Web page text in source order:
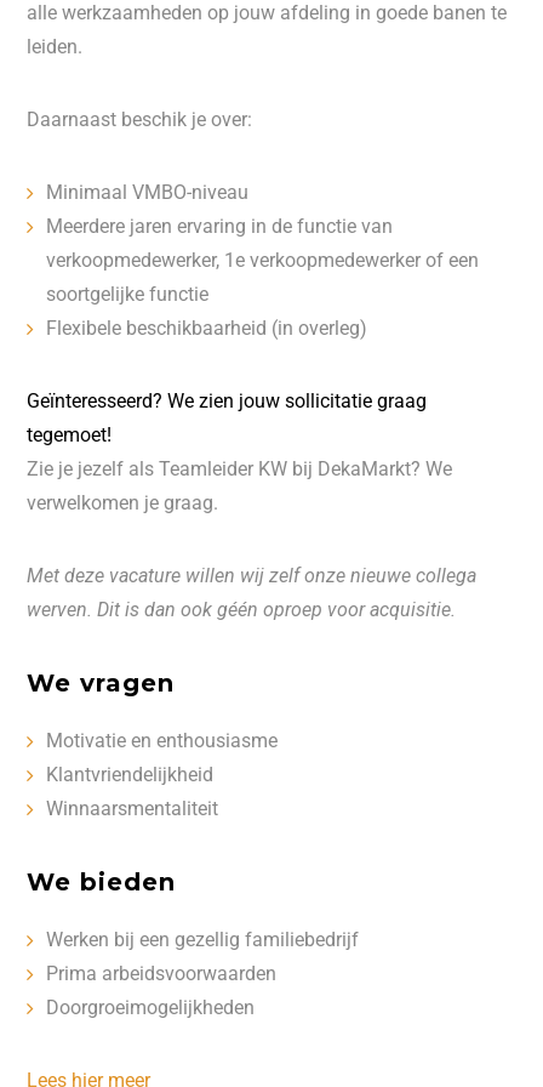
alle werkzaamheden op jouw afdeling in goede banen te
leiden.
Daarnaast beschik je over:
Minimaal VMBO-niveau
Meerdere jaren ervaring in de functie van
verkoopmedewerker, 1e verkoopmedewerker of een
soortgelijke functie
Flexibele beschikbaarheid (in overleg)
Geïnteresseerd? We zien jouw sollicitatie graag
tegemoet!
Zie je jezelf als Teamleider KW bij DekaMarkt? We
verwelkomen je graag.
Met deze vacature willen wij zelf onze nieuwe collega
werven. Dit is dan ook géén oproep voor acquisitie.
We vragen
Motivatie en enthousiasme
Klantvriendelijkheid
Winnaarsmentaliteit
We bieden
Werken bij een gezellig familiebedrijf
Prima arbeidsvoorwaarden
Doorgroeimogelijkheden
Lees hier meer